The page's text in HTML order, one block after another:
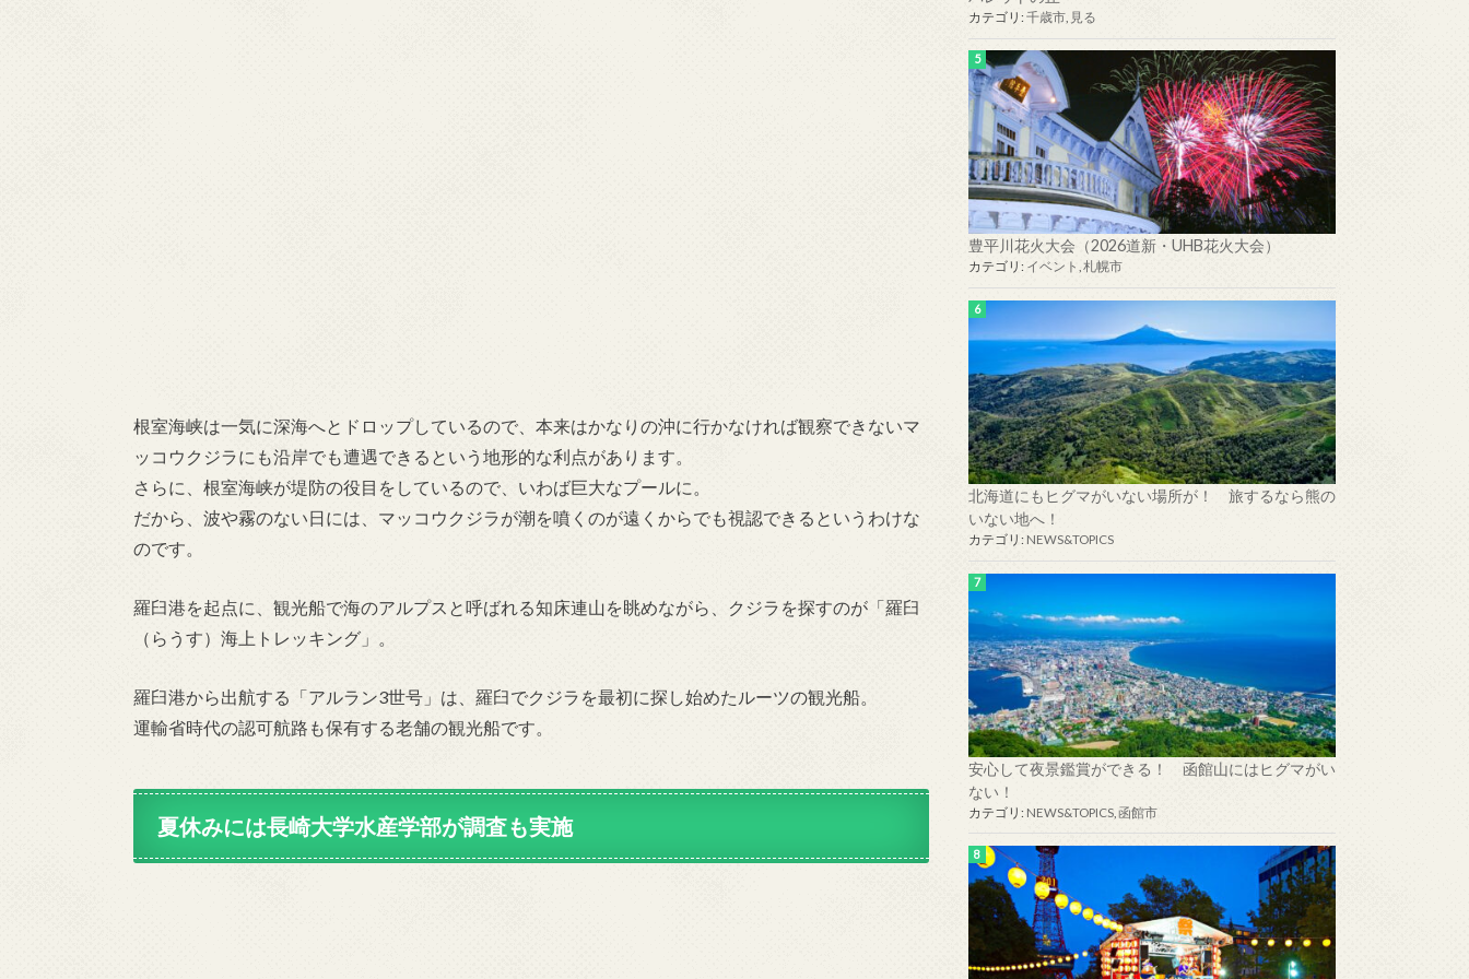
根室海峡は一気に深海へとドロップしているので、本来はかなりの沖に行かなければ観察できないマ
ッコウクジラにも沿岸でも遭遇できるという地形的な利点があります。
さらに、根室海峡が堤防の役目をしているので、いわば巨大なプールに。
だから、波や霧のない日には、マッコウクジラが潮を噴くのが遠くからでも視認できるというわけな
のです。
羅臼港を起点に、観光船で海のアルプスと呼ばれる知床連山を眺めながら、クジラを探すのが「羅臼
（らうす）海上トレッキング」。
羅臼港から出航する「アルラン3世号」は、羅臼でクジラを最初に探し始めたルーツの観光船。
運輸省時代の認可航路も保有する老舗の観光船です。
夏休みには長崎大学水産学部が調査も実施
夏なら高確率でマッコウクジラに遭遇
カテゴリ: 千歳市 見る
豊平川花火大会（2026道新・UHB花火大会）
カテゴリ: イベント 札幌市
北海道にもヒグマがいない場所が！ 旅するなら熊の
いない地へ！
カテゴリ: NEWS&TOPICS
安心して夜景鑑賞ができる！ 函館山にはヒグマがい
ない！
カテゴリ: NEWS&TOPICS 函館市